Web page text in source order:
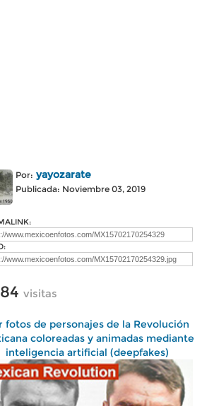
Por: yayozarate
Publicada: Noviembre 03, 2019
visitas
fotos de personajes de la Revolución
coloreadas y animadas mediante
inteligencia artificial (deepfakes)